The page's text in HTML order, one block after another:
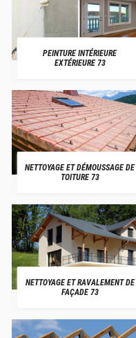
PEINTURE INTÉRIEURE
EXTÉRIEURE 73
NETTOYAGE ET DÉMOUSSAGE DE
TOITURE 73
NETTOYAGE ET RAVALEMENT DE
FAÇADE 73